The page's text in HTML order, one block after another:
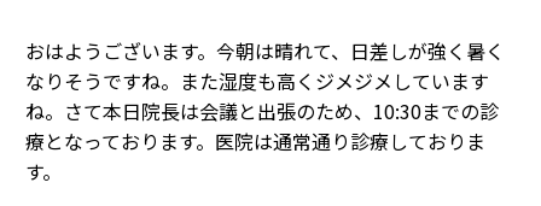
おはようございます。今朝は晴れて、日差しが強く暑く
なりそうですね。また湿度も高くジメジメしています
ね。さて本日院長は会議と出張のため、10:30までの診
療となっております。医院は通常通り診療しておりま
す。